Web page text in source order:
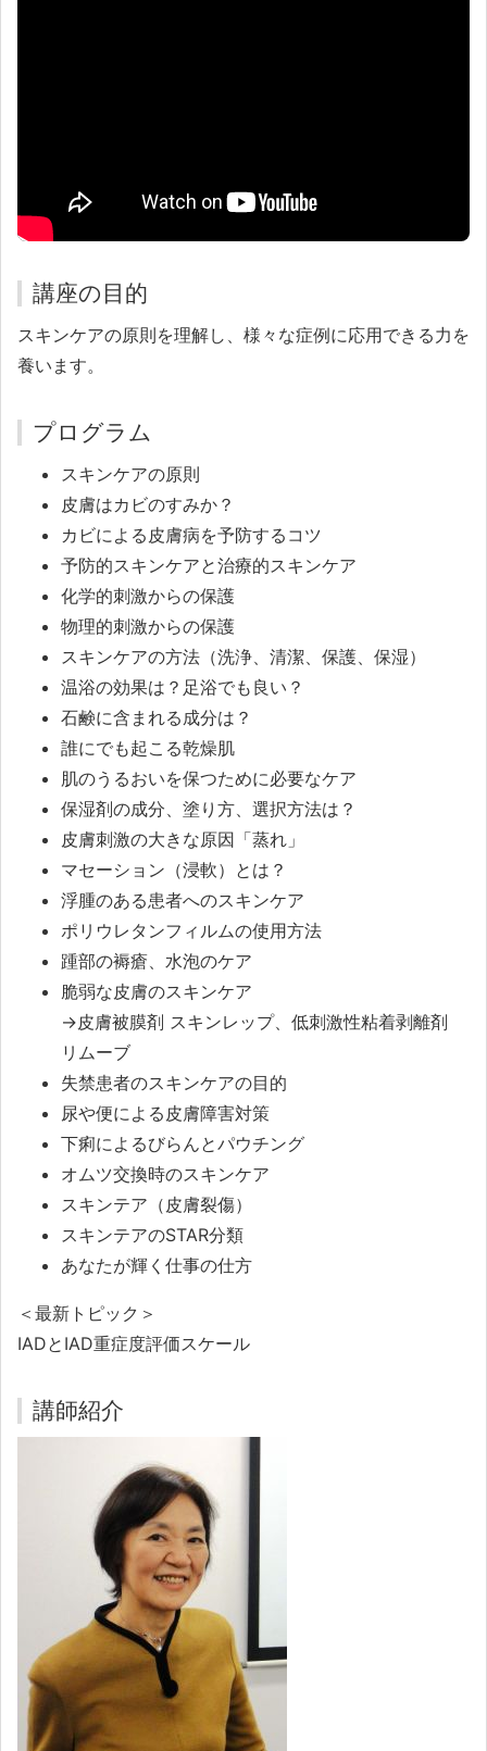
講座の目的
スキンケアの原則を理解し、様々な症例に応用できる力を
養います。
プログラム
スキンケアの原則
皮膚はカビのすみか？
カビによる皮膚病を予防するコツ
予防的スキンケアと治療的スキンケア
化学的刺激からの保護
物理的刺激からの保護
スキンケアの方法（洗浄、清潔、保護、保湿）
温浴の効果は？足浴でも良い？
石鹸に含まれる成分は？
誰にでも起こる乾燥肌
肌のうるおいを保つために必要なケア
保湿剤の成分、塗り方、選択方法は？
皮膚刺激の大きな原因「蒸れ」
マセーション（浸軟）とは？
浮腫のある患者へのスキンケア
ポリウレタンフィルムの使用方法
踵部の褥瘡、水泡のケア
脆弱な皮膚のスキンケア
→皮膚被膜剤 スキンレップ、低刺激性粘着剥離剤
リムーブ
失禁患者のスキンケアの目的
尿や便による皮膚障害対策
下痢によるびらんとパウチング
オムツ交換時のスキンケア
スキンテア（皮膚裂傷）
スキンテアのSTAR分類
あなたが輝く仕事の仕方
＜最新トピック＞
IADとIAD重症度評価スケール
講師紹介